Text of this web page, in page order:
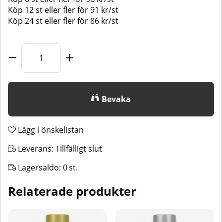
Köp 12 st eller fler för91 kr/st
Köp 24 st eller fler för86 kr/st
Bevaka
Lägg i önskelistan
Leverans: Tillfälligt slut
Lagersaldo: 0st.
Relaterade produkter